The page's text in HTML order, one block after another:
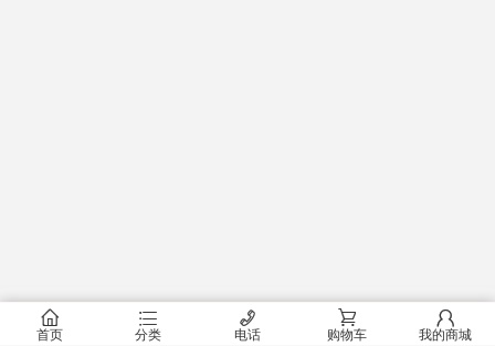
󰂠
首页
󰂦
分类
󰄫
电话
󰂟
购物车
󰂢
我的商城